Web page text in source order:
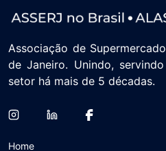
Associação de
de Janeiro. Unindo,
setor há mais de 5 décadas.
Home